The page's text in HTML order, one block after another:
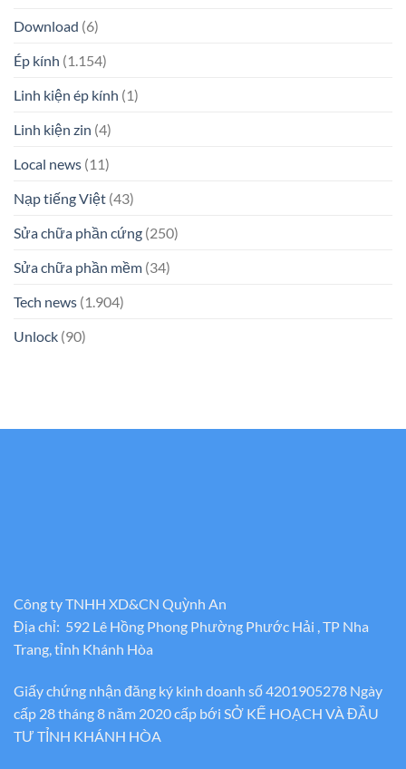
Download (6)
Ép kính (1.154)
Linh kiện ép kính (1)
Linh kiện zin (4)
Local news (11)
Nạp tiếng Việt (43)
Sửa chữa phần cứng (250)
Sửa chữa phần mềm (34)
Tech news (1.904)
Unlock (90)
Công ty TNHH XD&CN Quỳnh An
Địa chỉ: 592 Lê Hồng Phong Phường Phước Hải , TP Nha
Trang, tỉnh Khánh Hòa
Giấy chứng nhận đăng ký kinh doanh số 4201905278 Ngày
cấp 28 tháng 8 năm 2020 cấp bới SỞ KẾ HOẠCH VÀ ĐẦU
TƯ TỈNH KHÁNH HÒA